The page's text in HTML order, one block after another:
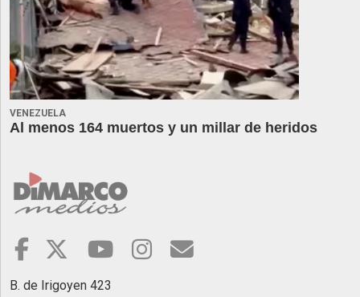
VENEZUELA
Al menos 164 muertos y un millar de heridos
B. de Irigoyen 423